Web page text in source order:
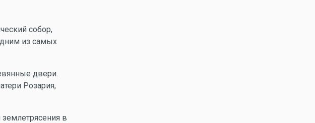
собор,
из самых
двери.
Розария,
в